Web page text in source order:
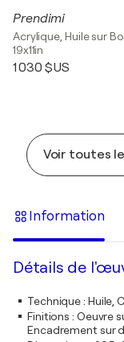
Prendimi
Acrylique, Huile sur
19x11in
1 030 $US
Voir toutes
Information
Détails de
Technique: Huile,
Finitions : Oeuvre
Encadrement sur